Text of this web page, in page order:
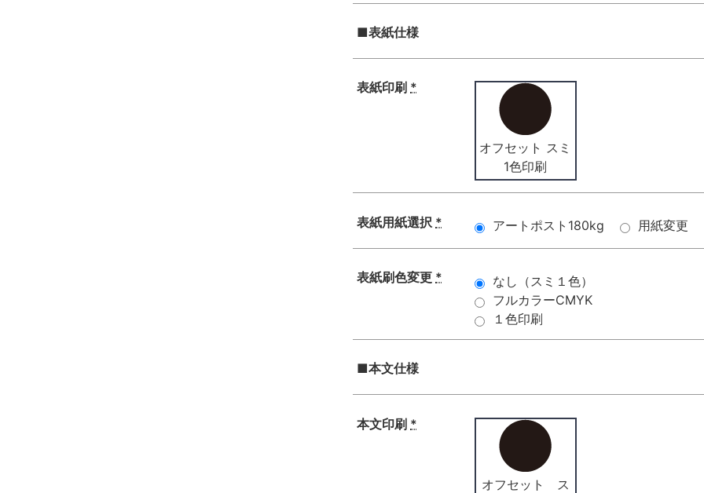
■表紙仕様
表紙印刷 *
オフセット スミ
1色印刷
表紙用紙選択 * アートポスト180kg 用紙変更
表紙刷色変更 *
なし（スミ１色）
フルカラーCMYK
１色印刷
■本文仕様
本文印刷 *
オフセット ス